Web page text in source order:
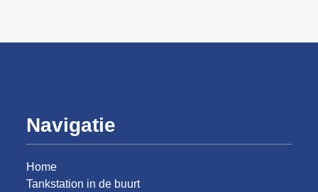
constante snelheid en efficiënte verbranding
Navigatie
Home
Tankstation in de buurt